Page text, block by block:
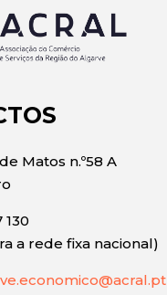
Matos n.º58 A
130
a rede fixa nacional)